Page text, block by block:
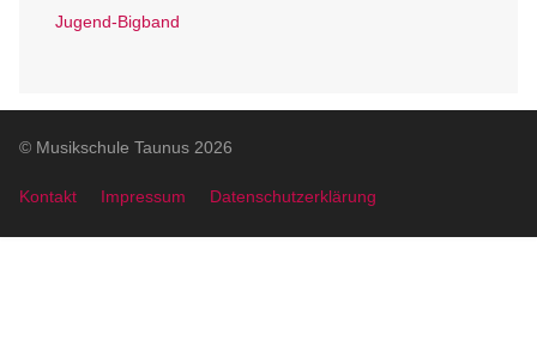
Jugend-Bigband
© Musikschule Taunus 2026
Kontakt Impressum Datenschutzerklärung